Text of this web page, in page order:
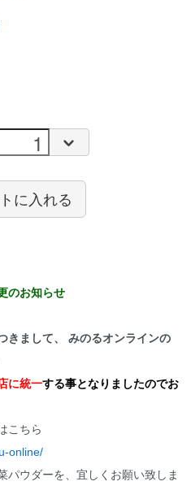
に入れる
のお知らせ
きまして、 みのるオンラインの
に統一する事となりましたのでお
こちら
online/
パウダーを、宜しくお願い致しま